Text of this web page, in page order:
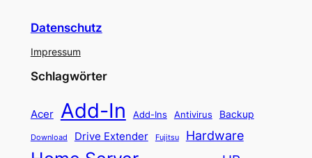
Datenschutz
Impressum
Schlagwörter
Acer Add-In Add-Ins Antivirus Backup
Download Drive Extender Fujitsu Hardware